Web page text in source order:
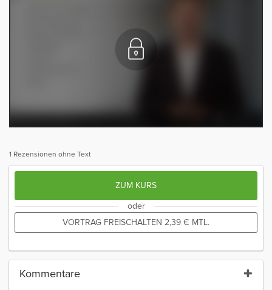
1 Rezensionen ohne Text
ZUM KURS
oder
VORTRAG FREISCHALTEN 2,39 € MTL.
Kommentare